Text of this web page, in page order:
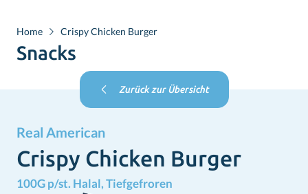
Home Crispy Chicken Burger
Snacks
Zurück zur Übersicht
Real American
Crispy Chicken Burger
100G p/st. Halal, Tiefgefroren